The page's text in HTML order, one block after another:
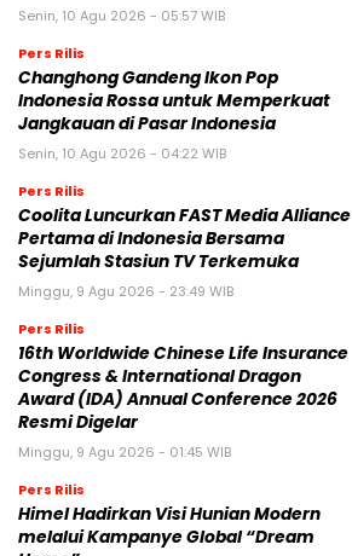
Senin, 10 Agu 2026 - 05:57 WIB
Pers Rilis
Changhong Gandeng Ikon Pop
Indonesia Rossa untuk Memperkuat
Jangkauan di Pasar Indonesia
Senin, 10 Agu 2026 - 04:22 WIB
Pers Rilis
Coolita Luncurkan FAST Media Alliance
Pertama di Indonesia Bersama
Sejumlah Stasiun TV Terkemuka
Minggu, 9 Agu 2026 - 23:49 WIB
Pers Rilis
16th Worldwide Chinese Life Insurance
Congress & International Dragon
Award (IDA) Annual Conference 2026
Resmi Digelar
Minggu, 9 Agu 2026 - 01:45 WIB
Pers Rilis
Himel Hadirkan Visi Hunian Modern
melalui Kampanye Global “Dream